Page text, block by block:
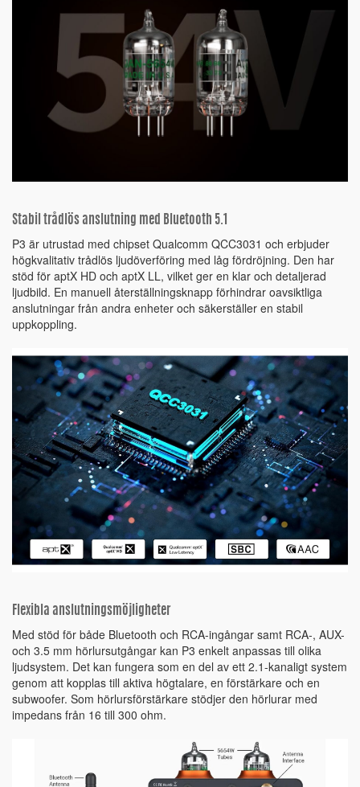
Stabil trådlös anslutning med Bluetooth 5.1
P3 är utrustad med chipset Qualcomm QCC3031 och erbjuder
högkvalitativ trådlös ljudöverföring med låg fördröjning. Den har
stöd för aptX HD och aptX LL, vilket ger en klar och detaljerad
ljudbild. En manuell återställningsknapp förhindrar oavsiktliga
anslutningar från andra enheter och säkerställer en stabil
uppkoppling.
Flexibla anslutningsmöjligheter
Med stöd för både Bluetooth och RCA-ingångar samt RCA-, AUX-
och 3.5 mm hörlursutgångar kan P3 enkelt anpassas till olika
ljudsystem. Det kan fungera som en del av ett 2.1-kanaligt system
genom att kopplas till aktiva högtalare, en förstärkare och en
subwoofer. Som hörlursförstärkare stödjer den hörlurar med
impedans från 16 till 300 ohm.